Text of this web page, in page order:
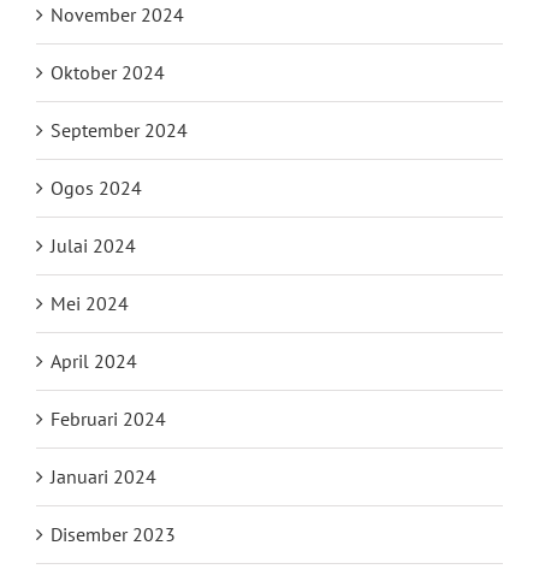
November 2024
Oktober 2024
September 2024
Ogos 2024
Julai 2024
Mei 2024
April 2024
Februari 2024
Januari 2024
Disember 2023